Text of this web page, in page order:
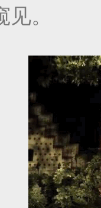
。